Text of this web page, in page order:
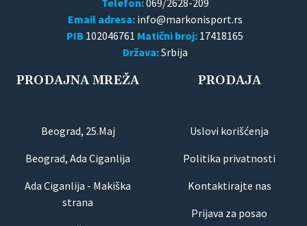
Email adresa:
PIB 102046761 Matični broj: 17418165
Država:Srbija
PRODAJNA MREŽA
Beograd, 25.Maj
Beograd, Ada Ciganlija
Ada Ciganlija - Makiška
strana
PRODAJA
Uslovi korišćenja
Politika privatnosti
Kontaktirajte nas
Prijava za posao